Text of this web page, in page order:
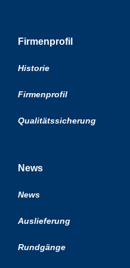
Firmenprofil
Historie
Firmenprofil
Qualitätssicherung
News
News
Auslieferung
Rundgänge